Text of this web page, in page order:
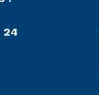
24